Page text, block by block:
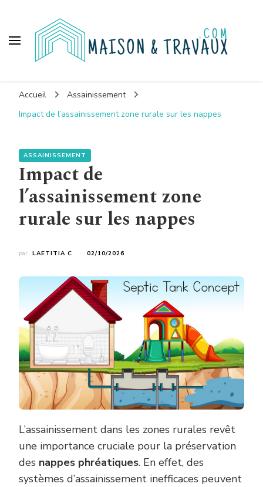
Accueil
Assainissement
Impact de l’assainissement zone rurale sur les nappes
ASSAINISSEMENT
Impact de
l’assainissement zone
rurale sur les nappes
par LAETITIA C 02/10/2026
L’assainissement dans les zones rurales revêt
une importance cruciale pour la préservation
des nappes phréatiques. En effet, des
systèmes d’assainissement inefficaces peuvent